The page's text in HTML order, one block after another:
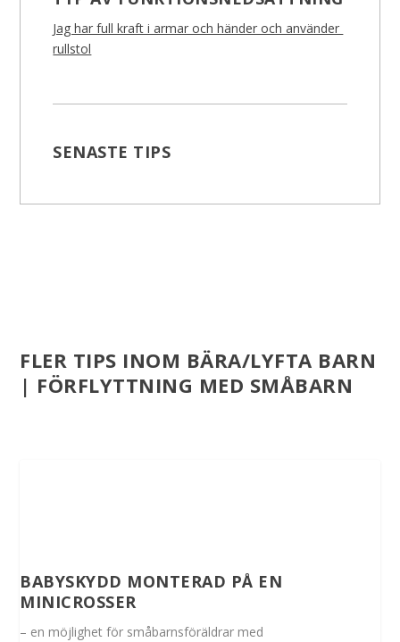
Jag har full kraft i armar och händer och använder
rullstol
SENASTE TIPS
FLER TIPS INOM BÄRA/LYFTA BARN
| FÖRFLYTTNING MED SMÅBARN
BABYSKYDD MONTERAD PÅ EN
MINICROSSER
– en möjlighet för småbarnsföräldrar med